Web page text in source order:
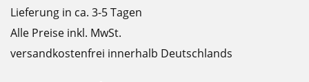
Lieferung in ca. 3-5 Tagen
Alle Preise inkl. MwSt.
versandkostenfrei innerhalb Deutschlands